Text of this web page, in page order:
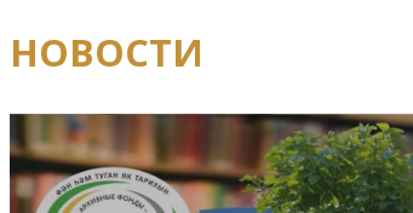
НОВОСТИ
Юным исследователям